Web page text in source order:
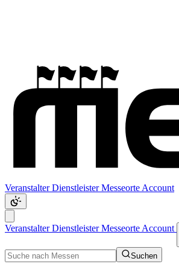
VeranstalterDienstleisterMesseorte Account
VeranstalterDienstleisterMesseorte Account
Suchen